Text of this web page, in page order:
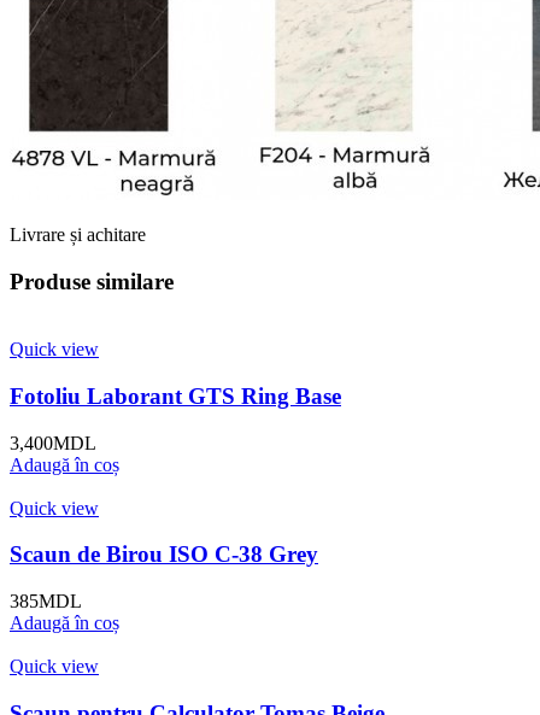
Livrare și achitare
Produse similare
Quick view
Fotoliu Laborant GTS Ring Base
3,400MDL
Adaugă în coș
Quick view
Scaun de Birou ISO C-38 Grey
385MDL
Adaugă în coș
Quick view